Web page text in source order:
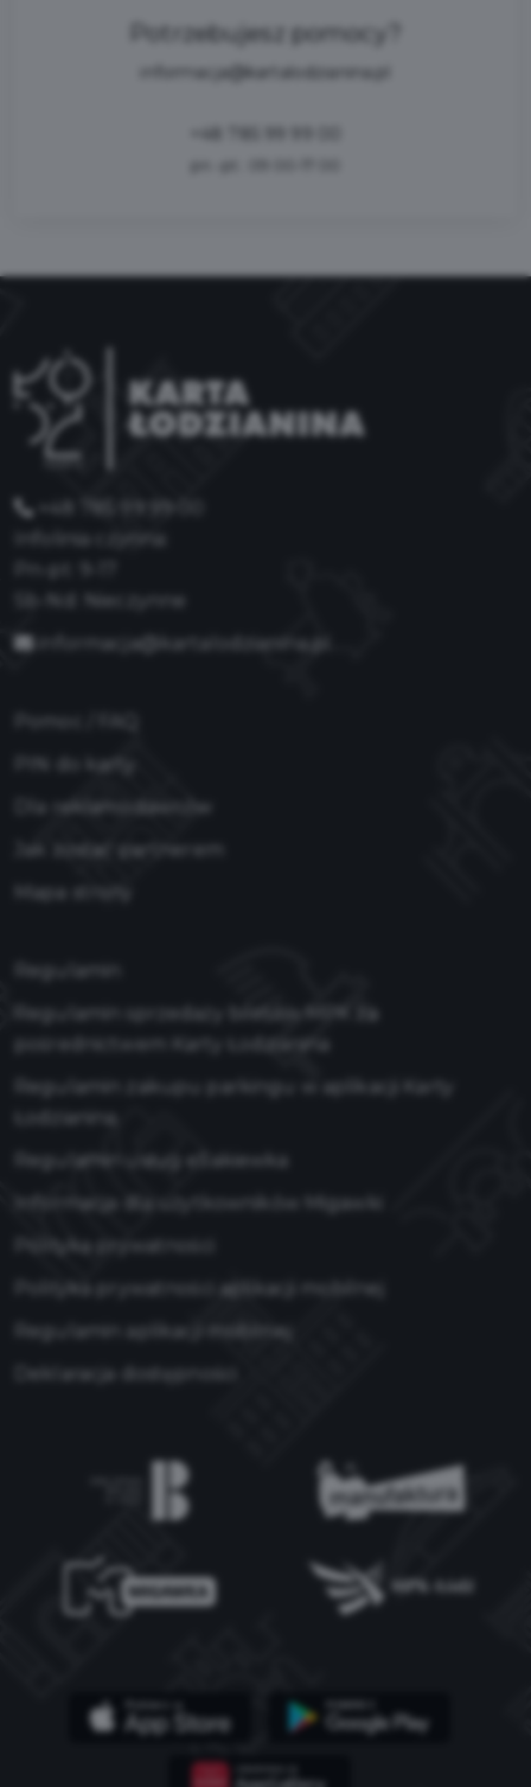
Potrzebujesz pomocy?
informacja@kartalodzianina.pl
+48 785 99 99 00
informacja@kartalodzianina.pl
PIN do karty
Jak zostać partnerem
Mapa strony
Regulamin zakupu parkingu w aplikacji Karty
Regulamin usług eSakiewka
Informacja dla użytkowników Migawki
Polityka prywatności aplikacji mobilnej
Regulamin aplikacji mobilnej
Deklaracja dostępności